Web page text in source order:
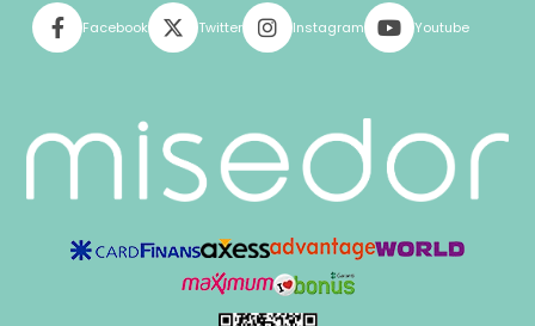
Facebook Twitter Instagram Youtube